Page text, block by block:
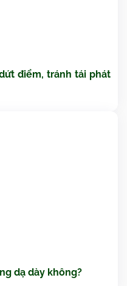
điểm, tránh tái phát
dạ dày không?